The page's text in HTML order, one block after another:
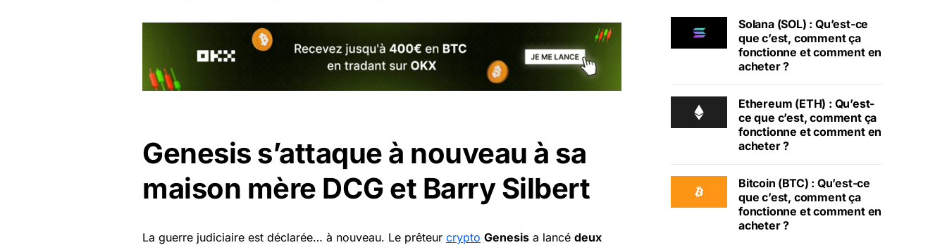
Genesis s’attaque à nouveau à sa
maison mère DCG et Barry Silbert
La guerre judiciaire est déclarée… à nouveau. Le prêteur crypto Genesis a lancé deux
Solana (SOL) : Qu’est-ce
que c’est, comment ça
fonctionne et comment en
acheter ?
Ethereum (ETH) : Qu’est-
ce que c’est, comment ça
fonctionne et comment en
acheter ?
Bitcoin (BTC) : Qu’est-ce
que c’est, comment ça
fonctionne et comment en
acheter ?